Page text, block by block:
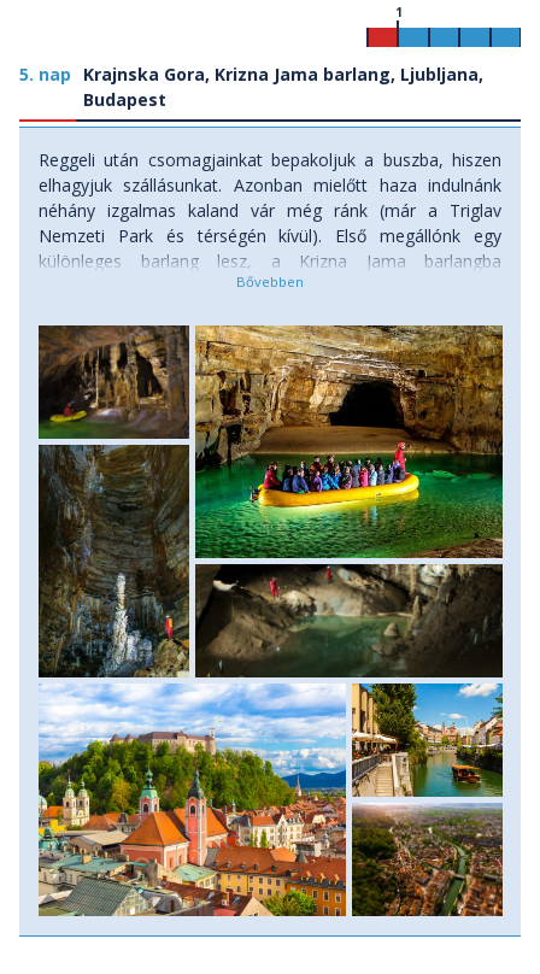
5. nap
Krajnska Gora, Krizna Jama barlang, Ljubljana,
Budapest
1
Reggeli után csomagjainkat bepakoljuk a buszba, hiszen
elhagyjuk szállásunkat. Azonban mielőtt haza indulnánk
néhány izgalmas kaland vár még ránk (már a Triglav
Nemzeti Park és térségén kívül). Első megállónk egy
különleges barlang lesz, a Krizna Jama barlangba
látogatunk el, melynek különlegessége, hogy nem
(más szlovén barlangokhoz képest), hanem a vízről,
csónakból. Egészen pontosan egy kicsit azért sétálunk is,
majd hajóra szállunk a vízen. A barlang a világon eddig
feltárt legnagyobb tavas barlang, melyben nem csak egy
tó, de mésztufa gátakkal elválasztva több tó is láncszerűen
sorakozik, melyeknek csodálatos türkiz színük van.
A barlang látogatást követően még néhány órára
megállunk az ország fővárosában Ljubljanában is. Itt
szabadprogram keretében andaloghatunk a bájos hidakkal
tűzdelt óvárosban, kávézhatunk, akár ebédelhetünk is
egyet mielőtt Budapest felé vesszük az irányt. Ellátás:
reggeli.